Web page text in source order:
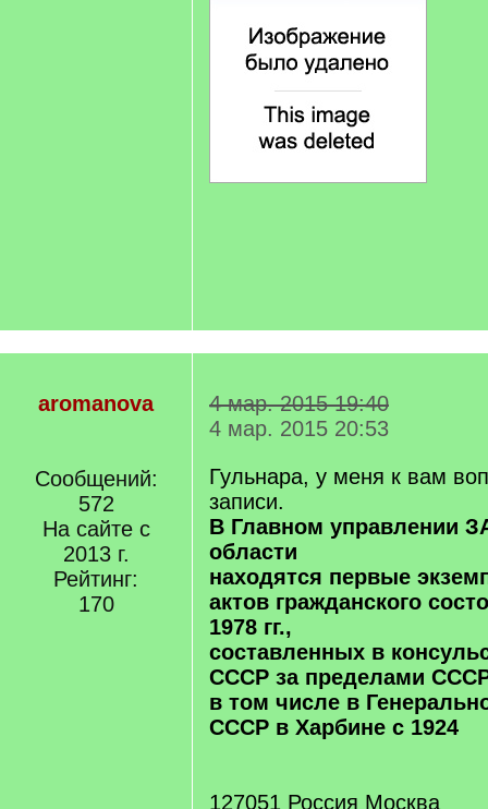
aromanova
Сообщений:
572
На сайте с
2013 г.
Рейтинг:
170
4 мар. 2015 19:40
4 мар. 2015 20:53
Гульнара, у меня к вам
записи.
В Главном управлении
области
находятся первые
актов гражданского
1978 гг.,
составленных в
СССР за пределами
в том числе в
СССР в Харбине с 1924
127051 Россия Москва